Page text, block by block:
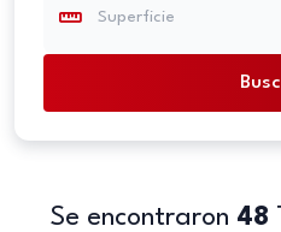
Se encontraron 48